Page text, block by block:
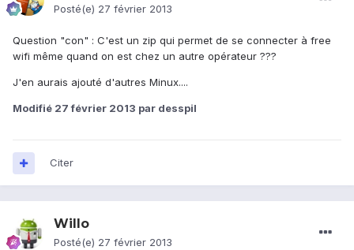
Posté(e) 27 février 2013
Question "con" : C'est un zip qui permet de se connecter à free
wifi même quand on est chez un autre opérateur ???
J'en aurais ajouté d'autres Minux....
Modifié 27 février 2013 par desspil
Citer
Willo
Posté(e) 27 février 2013